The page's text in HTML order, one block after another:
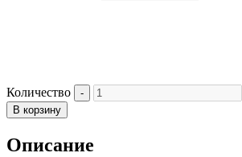
Количество
В корзину
Описание